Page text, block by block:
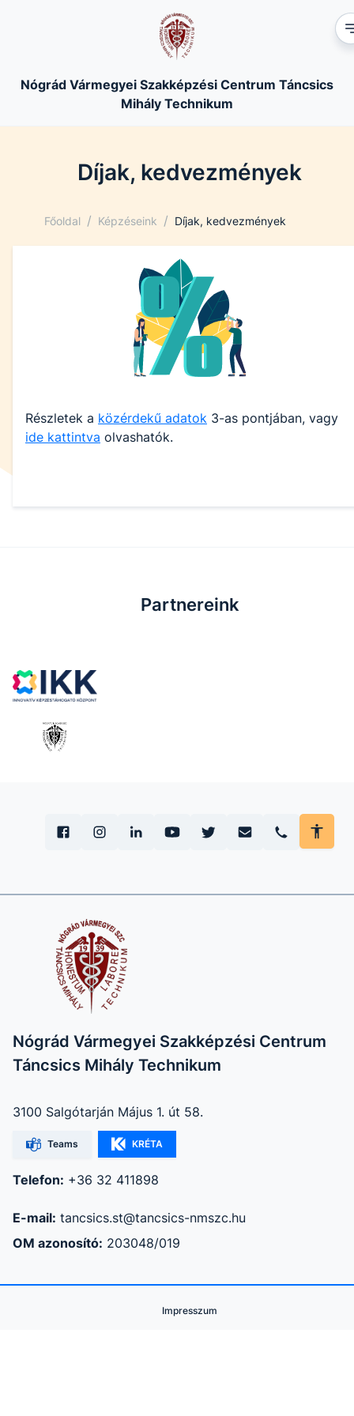
Nógrád Vármegyei Szakképzési Centrum Táncsics
Mihály Technikum
Díjak, kedvezmények
Főoldal / Képzéseink / Díjak, kedvezmények
Részletek a közérdekű adatok 3-as pontjában, vagy
ide kattintva olvashatók.
Partnereink
Nógrád Vármegyei Szakképzési Centrum
Táncsics Mihály Technikum
3100 Salgótarján Május 1. út 58.
Teams KRÉTA
Telefon: +36 32 411898
E-mail: tancsics.st@tancsics-nmszc.hu
OM azonosító: 203048/019
Impresszum